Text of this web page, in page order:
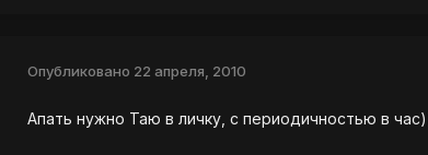
Опубликовано 22 апреля, 2010
Апать нужно Таю в личку, с периодичностью в